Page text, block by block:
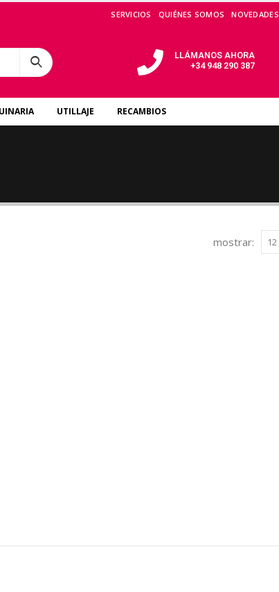
SERVICIOS QUIÉNES SOMOS NOVEDADES
LLÁMANOS AHORA
+34 948 290 387
UTILLAJE RECAMBIOS
mostrar: